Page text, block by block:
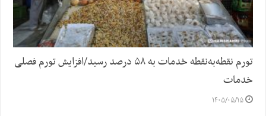
تورم نقطه‌به‌نقطه خدمات به ۵۸ درصد رسید/افزایش تورم فصلی
خدمات
۱۴۰۵/۰۵/۱۵